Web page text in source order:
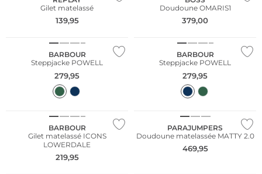
Gilet matelassé
139,95
Doudoune OMARIS1
379,00
BARBOUR
Steppjacke POWELL
279,95
BARBOUR
Steppjacke POWELL
279,95
BARBOUR
Gilet matelassé ICONS
LOWERDALE
219,95
PARAJUMPERS
Doudoune matelassée MATTY 2.0
469,95